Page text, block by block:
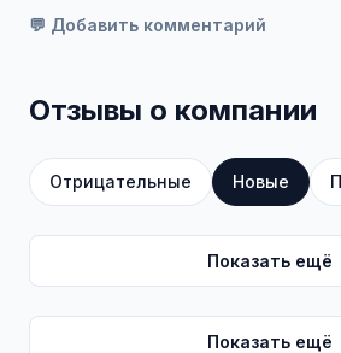
💬 Добавить комментарий
Отзывы о компании
Отрицательные Новые
Показать ещё
Показать ещё